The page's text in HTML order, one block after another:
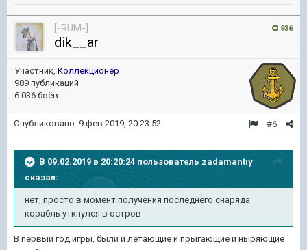
936
[-RUM-]
dik__ar
Участник, Коллекционер
989 публикаций
6 036 боёв
#6
Опубликовано: 9 фев 2019, 20:23:52
В 09.02.2019 в 20:20:24 пользователь zadamantiy
сказал:
нет, просто в момент получения последнего снаряда
корабль уткнулся в остров
В первый год игры, были и летающие и прыгающие и ныряющие